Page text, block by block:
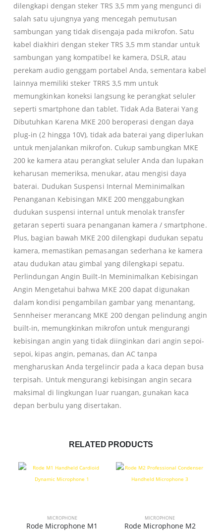
dilengkapi dengan steker TRS 3,5 mm yang mengunci di
salah satu ujungnya yang mencegah pemutusan
sambungan yang tidak disengaja pada mikrofon. Satu
kabel diakhiri dengan steker TRS 3,5 mm standar untuk
sambungan yang kompatibel ke kamera, DSLR, atau
perekam audio genggam portabel Anda, sementara kabel
lainnya memiliki steker TRRS 3,5 mm untuk
memungkinkan koneksi langsung ke perangkat seluler
seperti smartphone dan tablet. Tidak Ada Baterai Yang
Dibutuhkan Karena MKE 200 beroperasi dengan daya
plug-in (2 hingga 10V), tidak ada baterai yang diperlukan
untuk menjalankan mikrofon. Cukup sambungkan MKE
200 ke kamera atau perangkat seluler Anda dan lupakan
keharusan memeriksa, menukar, atau mengisi daya
baterai. Dudukan Suspensi Internal Meminimalkan
Penanganan Kebisingan MKE 200 menggabungkan
dudukan suspensi internal untuk menolak transfer
getaran seperti suara penanganan kamera / smartphone.
Plus, bagian bawah MKE 200 dilengkapi dudukan sepatu
kamera, memastikan pemasangan sederhana ke kamera
atau dudukan atau gimbal yang dilengkapi sepatu.
Perlindungan Angin Built-In Meminimalkan Kebisingan
Angin Mengetahui bahwa MKE 200 dapat digunakan
dalam kondisi pengambilan gambar yang menantang,
Sennheiser merancang MKE 200 dengan pelindung angin
built-in, memungkinkan mikrofon untuk mengurangi
kebisingan angin yang tidak diinginkan dari angin sepoi-
sepoi, kipas angin, pemanas, dan AC tanpa
mengharuskan Anda tergelincir pada a kaca depan busa
terpisah. Untuk mengurangi kebisingan angin secara
maksimal di lingkungan luar ruangan, gunakan kaca
depan berbulu yang disertakan.
RELATED PRODUCTS
MICROPHONE
Rode Microphone M1
MICROPHONE
Rode Microphone M2